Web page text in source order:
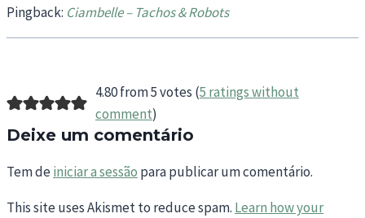
Pingback: Ciambelle – Tachos & Robots
4.80 from 5 votes (5 ratings without
comment)
Deixe um comentário
Tem deiniciar a sessão para publicar um comentário.
This site uses Akismet to reduce spam. Learn how your